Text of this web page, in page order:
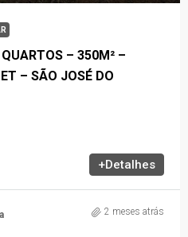
– 350M² –
– SÃO JOSÉ DO
+Detalhes
2 meses atrás